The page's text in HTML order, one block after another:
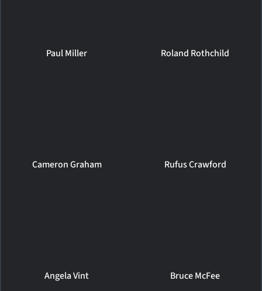
Paul Miller Roland Rothchild
Cameron Graham Rufus Crawford
Angela Vint Bruce McFee